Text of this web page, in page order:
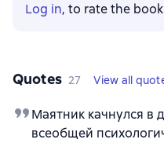
Log in, to rate the
Quotes 27 View all
Маятник качнулся в
всеобщей